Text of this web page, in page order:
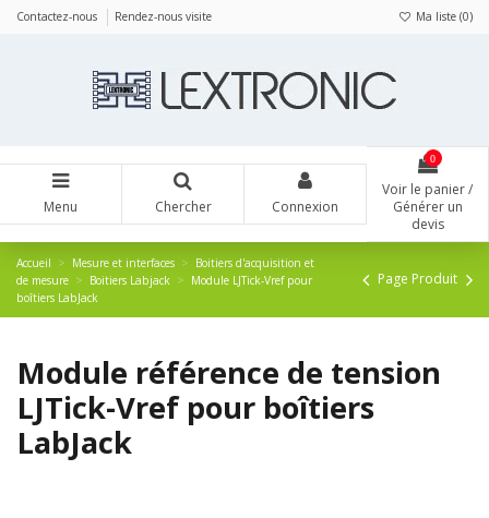
Contactez-nous Rendez-nous visite Ma liste (0)
Menu Chercher Connexion
0
Voir le panier /
Générer un
devis
Accueil Mesure et interfaces
Boitiers d'acquisition et
de mesure
Boitiers Labjack
Module LJTick-Vref pour
boîtiers LabJack
Page Produit
Module référence de tension
LJTick-Vref pour boîtiers
LabJack
Panneau de gestion des cookies